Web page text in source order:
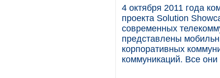
4 октября 2011 года
проекта Solution
современных
представлены
корпоративных
коммуникаций. Все